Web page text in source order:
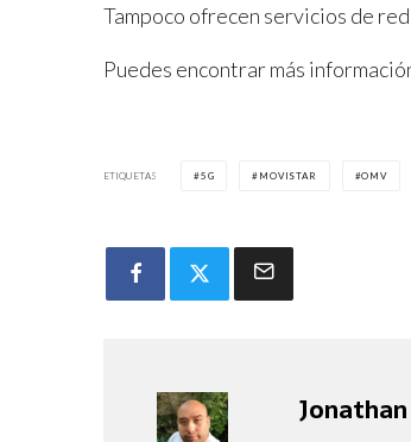
Tampoco ofrecen servicios de
Puedes encontrar más
ETIQUETAS 5G MOVISTAR OMV